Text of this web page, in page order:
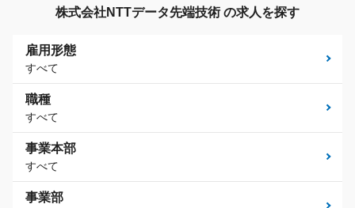
株式会社NTTデータ先端技術 の求人を探す
雇用形態
すべて
職種
すべて
事業本部
すべて
事業部